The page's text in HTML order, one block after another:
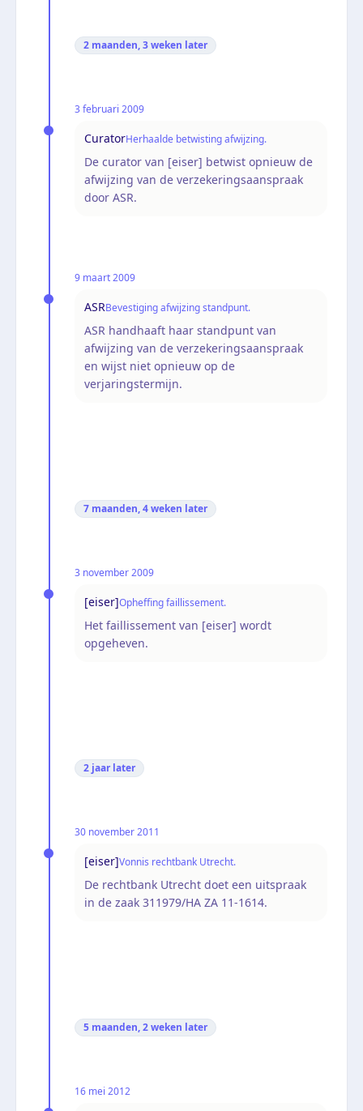
2 maanden, 3 weken later
3 februari 2009
CuratorHerhaalde betwisting afwijzing.
De curator van [eiser] betwist opnieuw de
afwijzing van de verzekeringsaanspraak
door ASR.
9 maart 2009
ASRBevestiging afwijzing standpunt.
ASR handhaaft haar standpunt van
afwijzing van de verzekeringsaanspraak
en wijst niet opnieuw op de
verjaringstermijn.
7 maanden, 4 weken later
3 november 2009
[eiser]Opheffing faillissement.
Het faillissement van [eiser] wordt
opgeheven.
2 jaar later
30 november 2011
[eiser]Vonnis rechtbank Utrecht.
De rechtbank Utrecht doet een uitspraak
in de zaak 311979/HA ZA 11-1614.
5 maanden, 2 weken later
16 mei 2012